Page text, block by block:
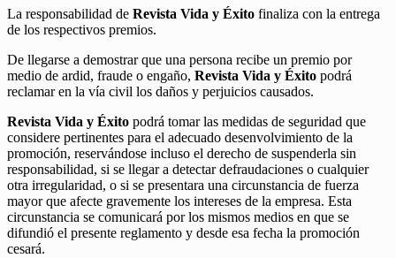
La responsabilidad de Revista Vida y Éxito finaliza con la entrega
de los respectivos premios.
De llegarse a demostrar que una persona recibe un premio por
medio de ardid, fraude o engaño, Revista Vida y Éxito podrá
reclamar en la vía civil los daños y perjuicios causados.
Revista Vida y Éxito podrá tomar las medidas de seguridad que
considere pertinentes para el adecuado desenvolvimiento de la
promoción, reservándose incluso el derecho de suspenderla sin
responsabilidad, si se llegar a detectar defraudaciones o cualquier
otra irregularidad, o si se presentara una circunstancia de fuerza
mayor que afecte gravemente los intereses de la empresa. Esta
circunstancia se comunicará por los mismos medios en que se
difundió el presente reglamento y desde esa fecha la promoción
cesará.